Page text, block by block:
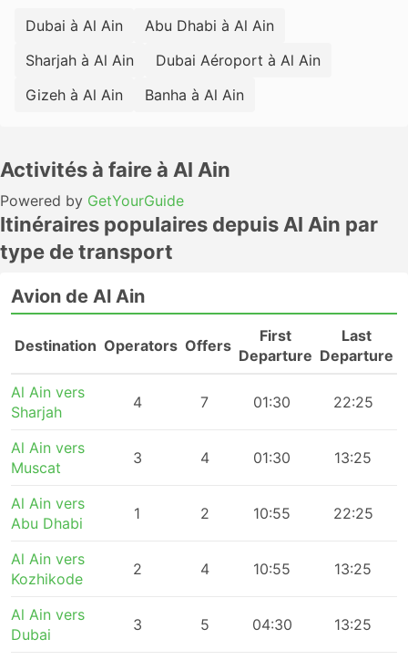
Dubai à Al Ain
Abu Dhabi à Al Ain
Sharjah à Al Ain
Dubai Aéroport à Al Ain
Gizeh à Al Ain
Banha à Al Ain
Activités à faire à Al Ain
Powered by GetYourGuide
Itinéraires populaires depuis Al Ain par
type de transport
Avion de Al Ain
Destination Operators Offers
First
Departure
Last
Departure
Al Ain vers
Sharjah
4 7 01:30 22:25
Al Ain vers
Muscat
3 4 01:30 13:25
Al Ain vers
Abu Dhabi
1 2 10:55 22:25
Al Ain vers
Kozhikode
2 4 10:55 13:25
Al Ain vers
Dubai
3 5 04:30 13:25